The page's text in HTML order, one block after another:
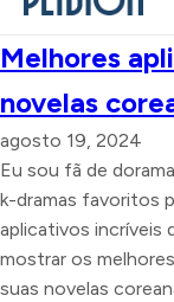
Melhores
novelas
agosto 19, 2024
Eu sou fã de
k-dramas favoritos
aplicativos incríveis
mostrar os
suas novelas